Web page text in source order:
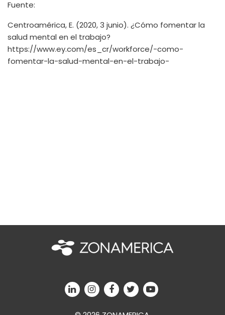
Fuente:
Centroamérica, E. (2020, 3 junio). ¿Cómo fomentar la
salud mental en el trabajo?
https://www.ey.com/es_cr/workforce/-como-
fomentar-la-salud-mental-en-el-trabajo-